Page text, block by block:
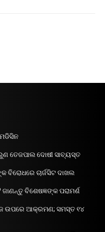
ତେଜପାଲ ଦୋଷୀ ସାବ୍ୟସ୍ତ
ଚାର୍ଜସିଟ ଦାଖଲ
ବିଶେଷଜ୍ଞଙ୍କ ପରାମର୍ଶ
ଉପରେ ଆକ୍ରମଣ; ସମସ୍ତ ୧୪